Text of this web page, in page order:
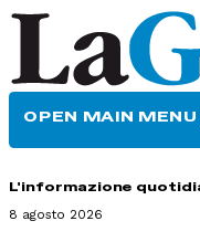
OPEN MAIN MENU
L'informazione
8 agosto 2026